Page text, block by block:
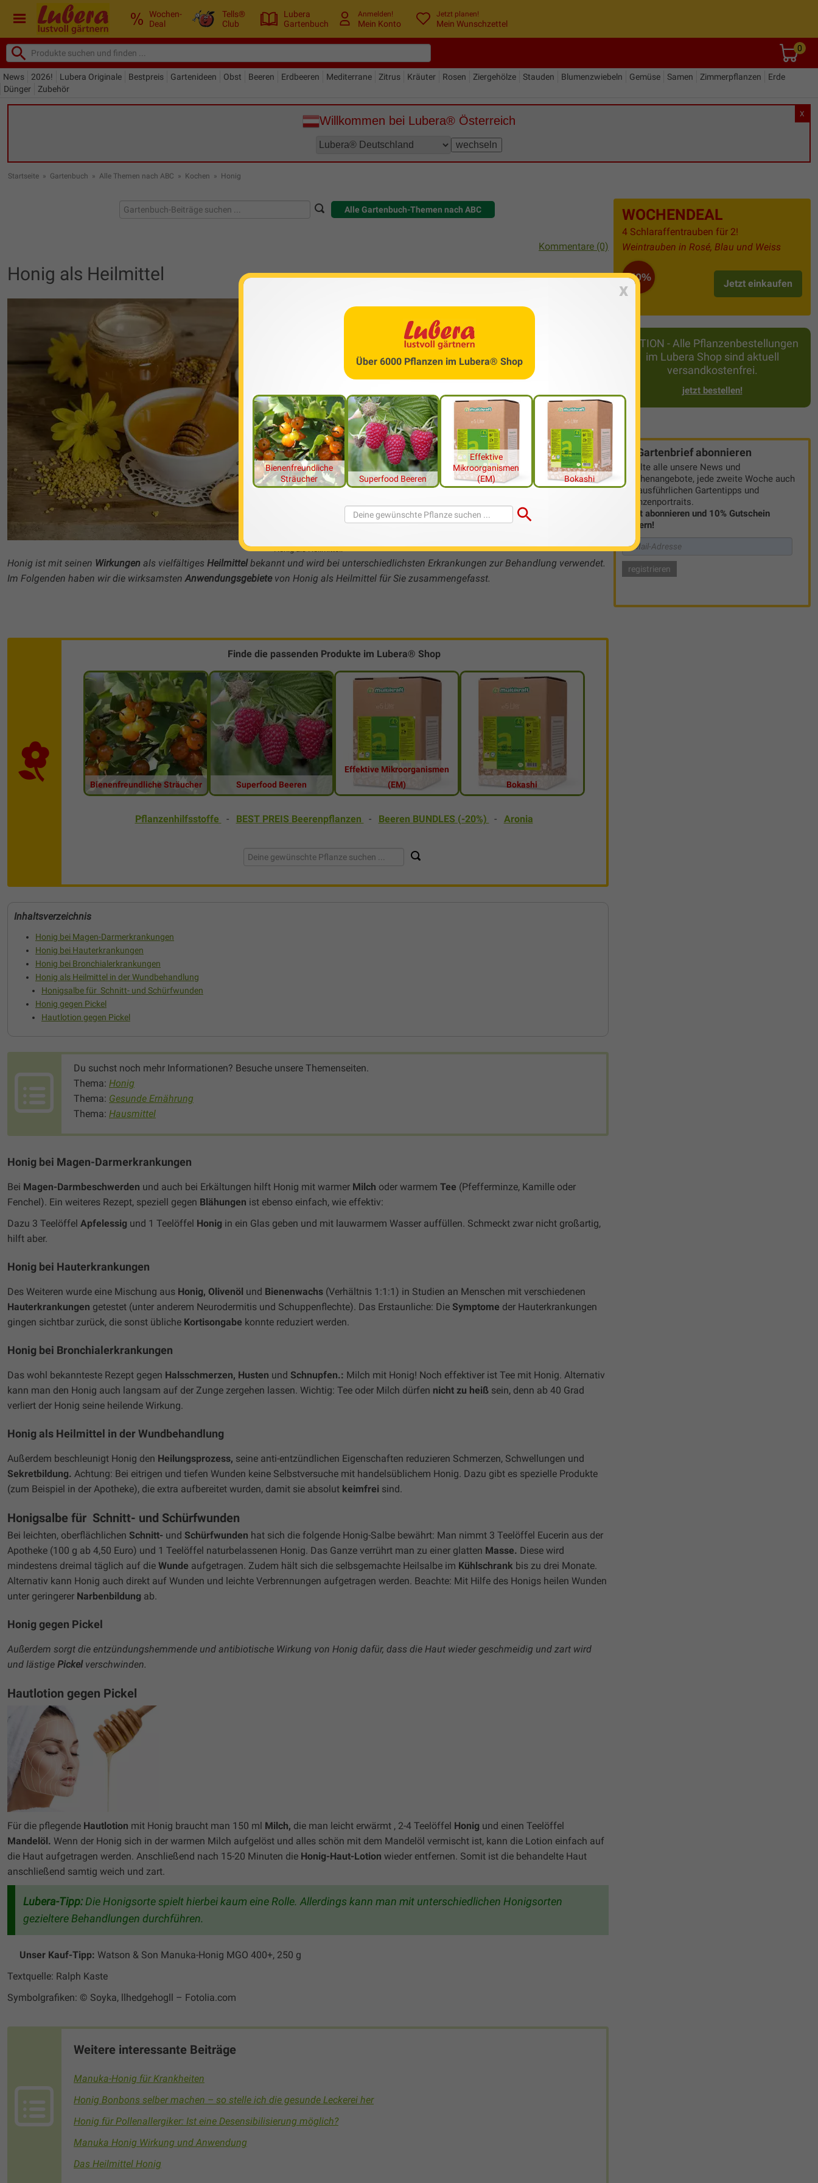
Wochen-
Deal
Tells®
Club
Lubera
Gartenbuch
Anmelden!
Mein Konto
Jetzt planen!
Mein Wunschzettel
0
News 2026! Lubera Originale Bestpreis Gartenideen Obst Beeren Erdbeeren Mediterrane Zitrus Kräuter Rosen Ziergehölze Stauden Blumenzwiebeln Gemüse Samen Zimmerpflanzen
Erde
Dünger
Zubehör
X
Willkommen bei Lubera® Österreich
Startseite » Gartenbuch » Alle Themen nach ABC » Kochen » Honig
WOCHENDEAL
4 Schlaraffentrauben für 2!
Weintrauben in Rosé, Blau und Weiss
-50%
Jetzt einkaufen
AKTION - Alle Pflanzenbestellungen
im Lubera Shop sind aktuell
versandkostenfrei.
jetzt bestellen!
Gartenbrief abonnieren
Erhalte alle unsere News und
Wochenangebote, jede zweite Woche auch
mit ausführlichen Gartentipps und
Pflanzenportraits.
Jetzt abonnieren und 10% Gutschein
sichern!
Alle Gartenbuch-Themen nach ABC
Kommentare (0)
Honig als Heilmittel
Honig als Heilmittel.
Honig ist mit seinen Wirkungen als vielfältiges Heilmittelbekannt und wird bei unterschiedlichsten Erkrankungen zur Behandlung verwendet.
Im Folgenden haben wir die wirksamsten Anwendungsgebietevon Honig als Heilmittel für Sie zusammengefasst.
Finde die passenden Produkte im Lubera® Shop
Bienenfreundliche Sträucher Superfood Beeren
Effektive Mikroorganismen
(EM)
Bokashi
Pflanzenhilfsstoffe - BEST PREIS Beerenpflanzen - Beeren BUNDLES (-20%) - Aronia
Inhaltsverzeichnis
Honig bei Magen-Darmerkrankungen
Honig bei Hauterkrankungen
Honig bei Bronchialerkrankungen
Honig als Heilmittel in der Wundbehandlung
Honigsalbe für Schnitt- und Schürfwunden
Honig gegen Pickel
Hautlotion gegen Pickel
Du suchst noch mehr Informationen? Besuche unsere Themenseiten.
Thema: Honig
Thema: Gesunde Ernährung
Thema: Hausmittel
Honig bei Magen-Darmerkrankungen
Bei Magen-Darmbeschwerden und auch bei Erkältungen hilft Honig mit warmer Milch oder warmem Tee (Pfefferminze, Kamille oder
Fenchel). Ein weiteres Rezept, speziell gegen Blähungen ist ebenso einfach, wie effektiv:
Dazu 3 Teelöffel Apfelessig und 1 Teelöffel Honig in ein Glas geben und mit lauwarmem Wasser auffüllen. Schmeckt zwar nicht großartig,
hilft aber.
Honig bei Hauterkrankungen
Des Weiteren wurde eine Mischung aus Honig, Olivenöl und Bienenwachs (Verhältnis 1:1:1) in Studien an Menschen mit verschiedenen
Hauterkrankungen getestet (unter anderem Neurodermitis und Schuppenflechte). Das Erstaunliche: Die Symptome der Hauterkrankungen
gingen sichtbar zurück, die sonst übliche Kortisongabe konnte reduziert werden.
Honig bei Bronchialerkrankungen
Das wohl bekannteste Rezept gegen Halsschmerzen, Husten und Schnupfen.: Milch mit Honig! Noch effektiver ist Tee mit Honig. Alternativ
kann man den Honig auch langsam auf der Zunge zergehen lassen. Wichtig: Tee oder Milch dürfen nicht zu heiß sein, denn ab 40 Grad
verliert der Honig seine heilende Wirkung.
Honig als Heilmittel in der Wundbehandlung
Außerdem beschleunigt Honig den Heilungsprozess, seine anti-entzündlichen Eigenschaften reduzieren Schmerzen, Schwellungen und
Sekretbildung. Achtung: Bei eitrigen und tiefen Wunden keine Selbstversuche mit handelsüblichem Honig. Dazu gibt es spezielle Produkte
(zum Beispiel in der Apotheke), die extra aufbereitet wurden, damit sie absolut keimfrei sind.
Honigsalbe für Schnitt- und Schürfwunden
Bei leichten, oberflächlichen Schnitt- und Schürfwunden hat sich die folgende Honig-Salbe bewährt: Man nimmt 3 Teelöffel Eucerin aus der
Apotheke (100 g ab 4,50 Euro) und 1 Teelöffel naturbelassenen Honig. Das Ganze verrührt man zu einer glatten Masse. Diese wird
mindestens dreimal täglich auf die Wunde aufgetragen. Zudem hält sich die selbsgemachte Heilsalbe im Kühlschrank bis zu drei Monate.
Alternativ kann Honig auch direkt auf Wunden und leichte Verbrennungen aufgetragen werden. Beachte: Mit Hilfe des Honigs heilen Wunden
unter geringerer Narbenbildung ab.
Honig gegen Pickel
Außerdem sorgt die entzündungshemmende und antibiotische Wirkung von Honig dafür, dass die Haut wieder geschmeidig und zart wird
und lästige Pickelverschwinden.
Hautlotion gegen Pickel
Für die pflegende Hautlotion mit Honig braucht man 150 ml Milch, die man leicht erwärmt , 2-4 Teelöffel Honig und einen Teelöffel
Mandelöl. Wenn der Honig sich in der warmen Milch aufgelöst und alles schön mit dem Mandelöl vermischt ist, kann die Lotion einfach auf
die Haut aufgetragen werden. Anschließend nach 15-20 Minuten die Honig-Haut-Lotion wieder entfernen. Somit ist die behandelte Haut
anschließend samtig weich und zart.
Lubera-Tipp:Die Honigsorte spielt hierbei kaum eine Rolle. Allerdings kann man mit unterschiedlichen Honigsorten
gezieltere Behandlungen durchführen.
Unser Kauf-Tipp: Watson & Son Manuka-Honig MGO 400+, 250 g
Textquelle: Ralph Kaste
Symbolgrafiken: © Soyka, llhedgehogll – Fotolia.com
Weitere interessante Beiträge
Manuka-Honig für Krankheiten
Honig Bonbons selber machen – so stelle ich die gesunde Leckerei her
Honig für Pollenallergiker: Ist eine Desensibilisierung möglich?
Manuka Honig Wirkung und Anwendung
Das Heilmittel Honig
x
Über 6000 Pflanzen im Lubera® Shop
Bienenfreundliche
Sträucher
Superfood Beeren
Effektive
Mikroorganismen
(EM)
Bokashi